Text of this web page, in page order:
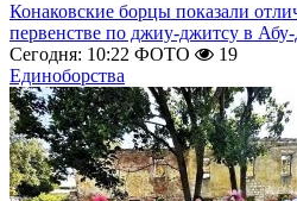
Конаковские борцы показали
первенстве по джиу-джитсу в
Сегодня: 10:22 ФОТО
19
Единоборства